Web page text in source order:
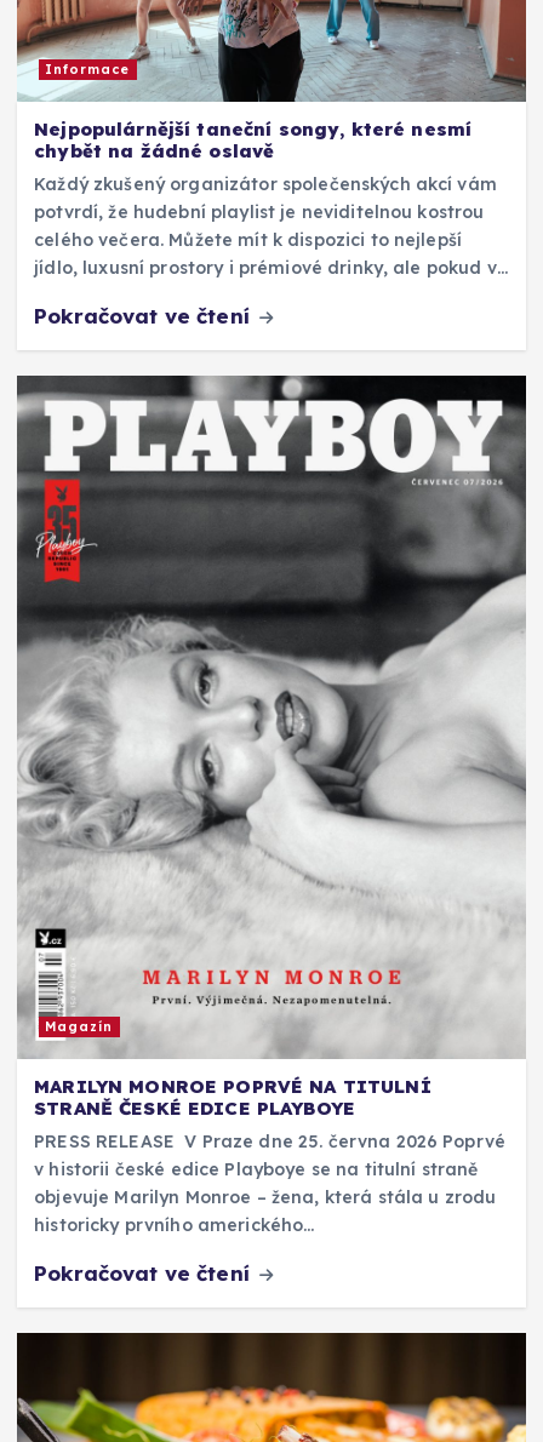
Informace
Nejpopulárnější taneční songy, které nesmí
chybět na žádné oslavě
Každý zkušený organizátor společenských akcí vám
potvrdí, že hudební playlist je neviditelnou kostrou
celého večera. Můžete mít k dispozici to nejlepší
jídlo, luxusní prostory i prémiové drinky, ale pokud v…
Pokračovat ve čtení
Magazín
MARILYN MONROE POPRVÉ NA TITULNÍ
STRANĚ ČESKÉ EDICE PLAYBOYE
PRESS RELEASE V Praze dne 25. června 2026 Poprvé
v historii české edice Playboye se na titulní straně
objevuje Marilyn Monroe – žena, která stála u zrodu
historicky prvního amerického…
Pokračovat ve čtení